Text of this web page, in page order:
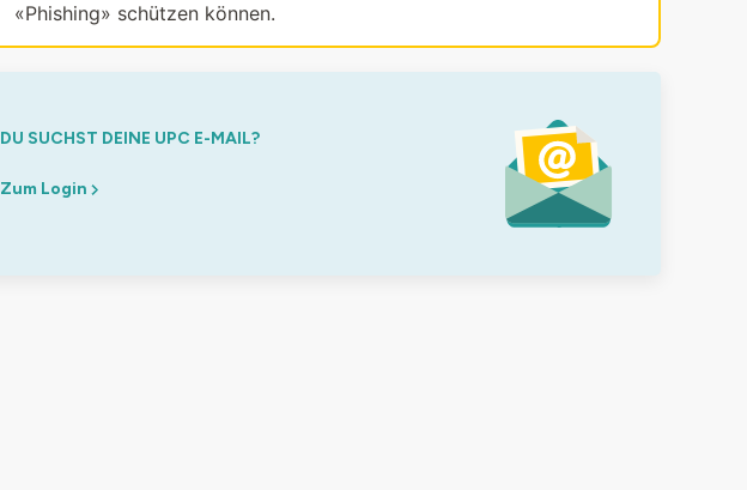
«Phishing» schützen können.
DU SUCHST DEINE UPC E-MAIL?
Zum Login